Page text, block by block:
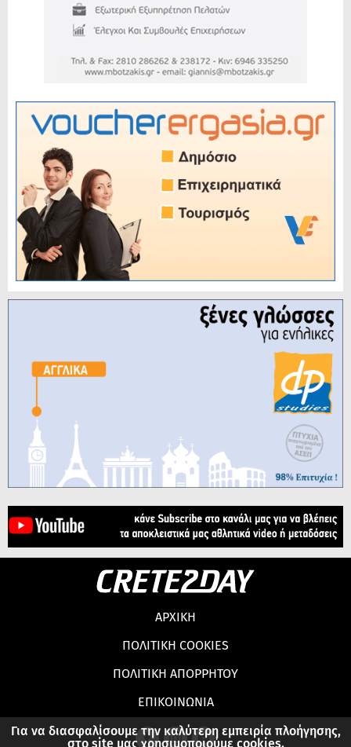
Για να διασφαλίσουμε την καλύτερη εμπειρία πλοήγησης,
στο site μας χρησιμοποιούμε cookies.
ΑΡΧΙΚΗ
ΠΟΛΙΤΙΚΗ COOKIES
ΠΟΛΙΤΙΚΗ ΑΠΟΡΡΗΤΟΥ
ΕΠΙΚΟΙΝΩΝΙΑ